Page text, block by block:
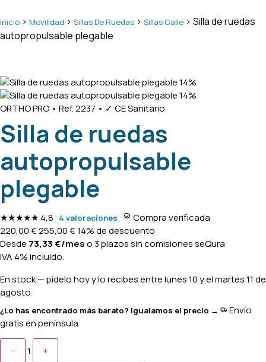
Inicio > Movilidad > Sillas De Ruedas > Sillas Calle > Silla de ruedas
autopropulsable plegable
14%
14%
ORTHO PRO • Ref. 2237 • ✓ CE Sanitario
Silla de ruedas
autopropulsable
plegable
★★★★★ 4,8 · 4 valoraciones ·
Compra verificada
220,00€255,00€14% de descuento
Desde 73,33€/meso 3 plazos sin comisionesseQura
IVA 4% incluido.
En stock— pídelo hoy y lo recibes entrelunes 10 y el martes 11 de
agosto
¿Lo has encontrado más barato? Igualamos el precio →
Envío
gratis en península
− 1
+